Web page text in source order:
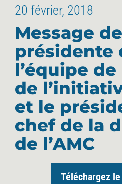
20 février, 2018
Message
présidente
l’équipe
de
et le
chef de la
de l’AMC
Téléchargez